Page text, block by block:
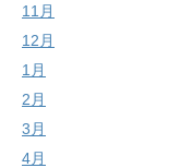
11月
12月
1月
2月
3月
4月